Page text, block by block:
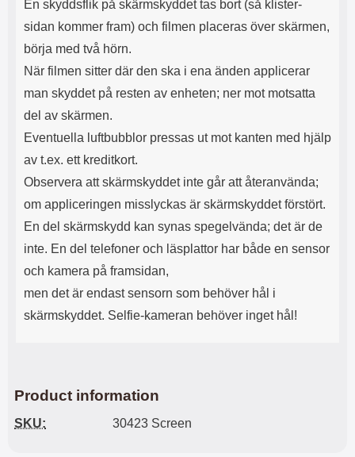
En skyddsflik på skärmskyddet tas bort (så klister-
sidan kommer fram) och filmen placeras över skärmen,
börja med två hörn.
När filmen sitter där den ska i ena änden applicerar
man skyddet på resten av enheten; ner mot motsatta
del av skärmen.
Eventuella luftbubblor pressas ut mot kanten med hjälp
av t.ex. ett kreditkort.
Observera att skärmskyddet inte går att återanvända;
om appliceringen misslyckas är skärmskyddet förstört.
En del skärmskydd kan synas spegelvända; det är de
inte. En del telefoner och läsplattor har både en sensor
och kamera på framsidan,
men det är endast sensorn som behöver hål i
skärmskyddet. Selfie-kameran behöver inget hål!
Product information
SKU: 30423 Screen